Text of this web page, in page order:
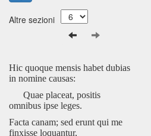
Altre sezioni
Hic quoque mensis habet dubias
in nomine causas:
Quae placeat, positis
omnibus ipse leges.
Facta canam; sed erunt qui me
finxisse loquantur,